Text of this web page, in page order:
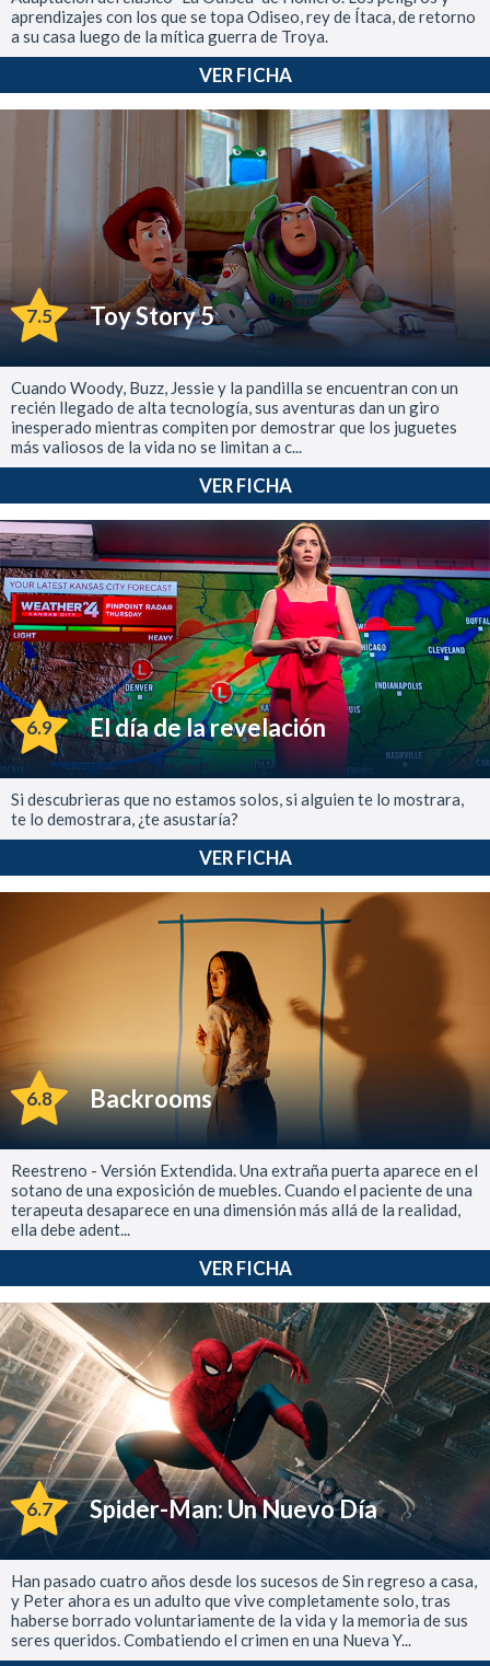
aprendizajes con los que se topa Odiseo, rey de Ítaca, de retorno
a su casa luego de la mítica guerra de Troya.
VER FICHA
7.5 Toy Story 5
Cuando Woody, Buzz, Jessie y la pandilla se encuentran con un
recién llegado de alta tecnología, sus aventuras dan un giro
inesperado mientras compiten por demostrar que los juguetes
más valiosos de la vida no se limitan a c...
VER FICHA
6.9 El día de la revelación
Si descubrieras que no estamos solos, si alguien te lo mostrara,
te lo demostrara, ¿te asustaría?
VER FICHA
6.8 Backrooms
Reestreno - Versión Extendida. Una extraña puerta aparece en el
sotano de una exposición de muebles. Cuando el paciente de una
terapeuta desaparece en una dimensión más allá de la realidad,
ella debe adent...
VER FICHA
6.7 Spider-Man: Un Nuevo Día
Han pasado cuatro años desde los sucesos de Sin regreso a casa,
y Peter ahora es un adulto que vive completamente solo, tras
haberse borrado voluntariamente de la vida y la memoria de sus
seres queridos. Combatiendo el crimen en una Nueva Y...